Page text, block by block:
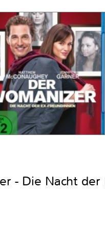
- Die Nacht der